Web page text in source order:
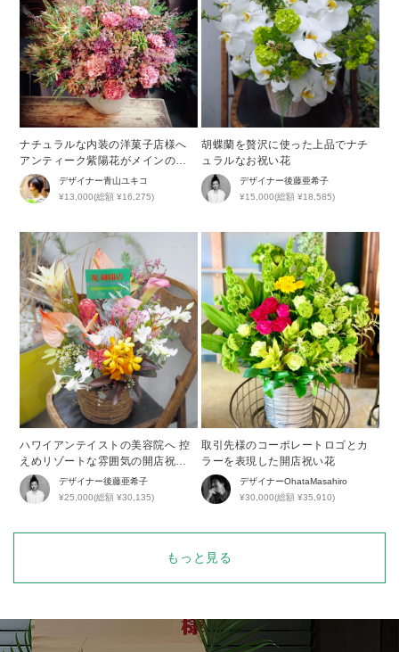
ナチュラルな内装の洋菓子店様へ
アンティーク紫陽花がメインの開
店祝い花デザイナー青山ユキコ
¥13,000(総額 ¥16,275)
胡蝶蘭を贅沢に使った上品でナチ
ュラルなお祝い花
デザイナー後藤亜希子
¥15,000(総額 ¥18,585)
ハワイアンテイストの美容院へ 控
えめリゾートな雰囲気の開店祝い
花
デザイナー後藤亜希子
¥25,000(総額 ¥30,135)
取引先様のコーポレートロゴとカ
ラーを表現した開店祝い花
デザイナーOhataMasahiro
¥30,000(総額 ¥35,910)
もっと見る